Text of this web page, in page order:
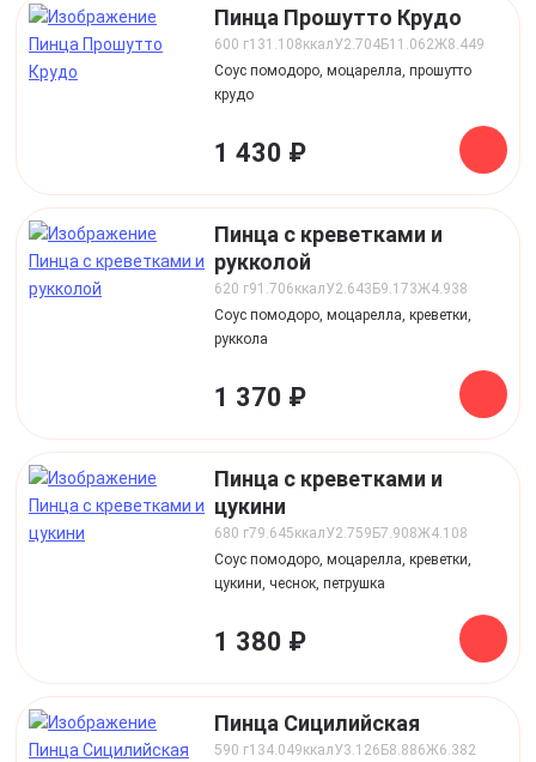
Пинца Прошутто Крудо
600 г ккал
131.108 У2.704Б11.062Ж8.449
Соус помодоро, моцарелла, прошутто
крудо
1 430 ₽
Пинца с креветками и
рукколой
620 г ккал
91.706 У2.643 Б9.173Ж4.938
Соус помодоро, моцарелла, креветки,
руккола
1 370 ₽
Пинца с креветками и
цукини
680 г ккал
79.645 У2.759 Б7.908Ж4.108
Соус помодоро, моцарелла, креветки,
цукини, чеснок, петрушка
1 380 ₽
Пинца Сицилийская
590 г ккал
134.049 У3.126 Б8.886Ж6.382